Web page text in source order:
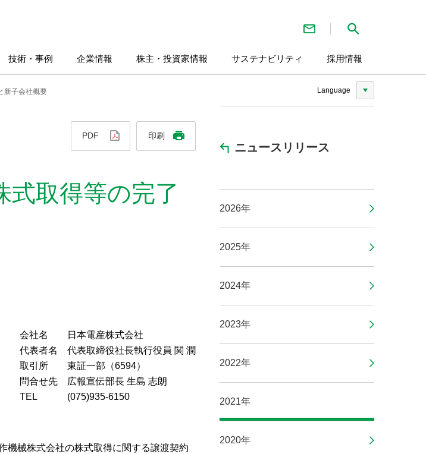
Language
お問い合わせ
技術・事例 企業情報 株主・投資家情報 サステナビリティ 採用情報
新子会社概要
式取得等の完了
PDF 印刷
会社名
日本電産株式会社
代表者名
代表取締役社長執行役員 関 潤
取引所
東証一部（6594）
問合せ先
広報宣伝部長 生島 志朗
TEL
(075)935-6150
機械株式会社の株式取得に関する譲渡契約
ニュースリリース
2026年
2025年
2024年
2023年
2022年
2021年
2020年